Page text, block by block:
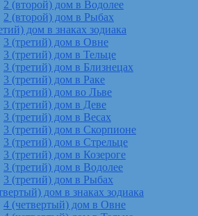
2 (второй) дом в Водолее
2 (второй) дом в Рыбах
дом в знаках зодиака
3 (третий) дом в Овне
3 (третий) дом в Тельце
3 (третий) дом в Близнецах
3 (третий) дом в Раке
3 (третий) дом во Льве
3 (третий) дом в Деве
3 (третий) дом в Весах
3 (третий) дом в Скорпионе
3 (третий) дом в Стрельце
3 (третий) дом в Козероге
3 (третий) дом в Водолее
3 (третий) дом в Рыбах
дом в знаках зодиака
4 (четвертый) дом в Овне